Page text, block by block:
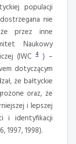
populacji
nie
przez inne
Naukowy
(IWC4 ) –
dotyczącym
że bałtyckie
oraz, że
i lepszej
i identyfikacji
1997, 1998).